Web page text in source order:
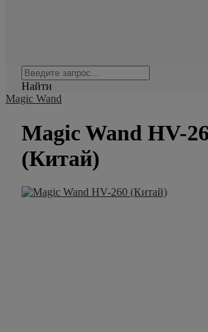
Найти
Magic Wand
Magic Wand HV-
(Китай)